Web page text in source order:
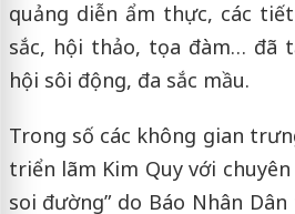
quảng diễn ẩm thực, các
sắc, hội thảo, tọa đàm… đã
hội sôi động, đa sắc mầu.
Trong số các không gian
triển lãm Kim Quy với chuyên
soi đường” do Báo Nhân